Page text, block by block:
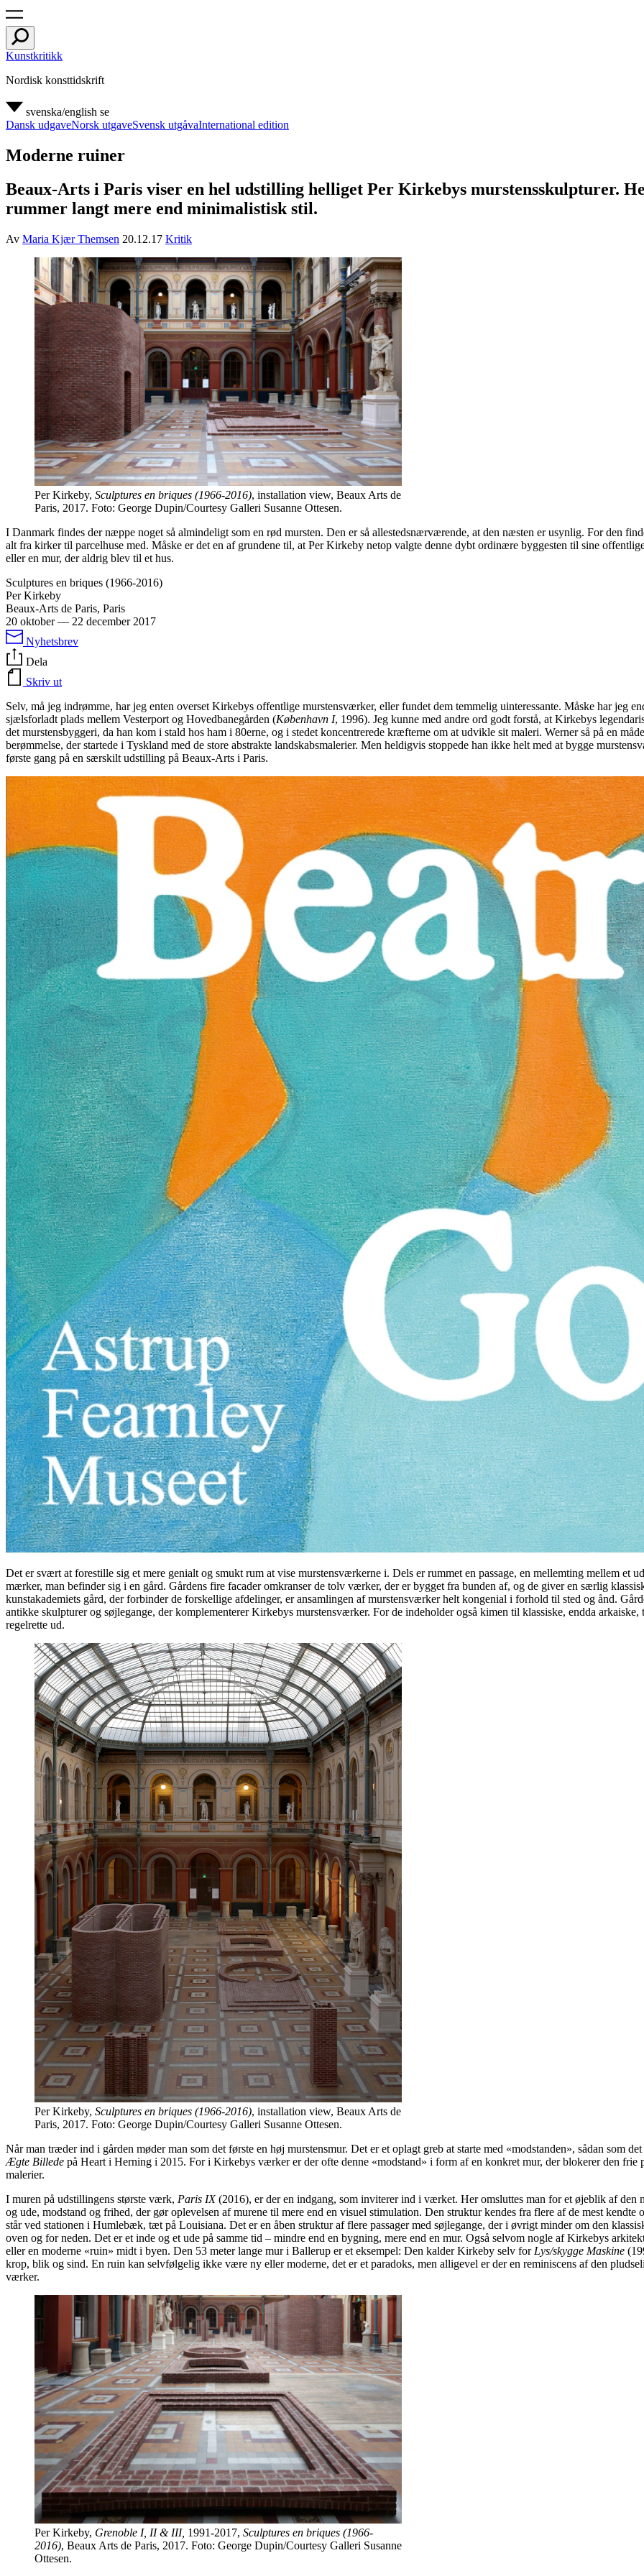
Kunstkritikk
Nordisk konsttidskrift
svenska/english se
Dansk udgaveNorsk utgaveSvensk utgåvaInternational edition
Moderne ruiner
Beaux-Arts i Paris viser en hel udstilling helliget Per Kirkebys murstensskulpturer.
rummer langt mere end minimalistisk stil.
Av Maria Kjær Themsen 20.12.17 Kritik
Per Kirkeby, Sculptures en briques (1966-2016), installation view, Beaux Arts de
Paris, 2017. Foto: George Dupin/Courtesy Galleri Susanne Ottesen.
I Danmark findes der næppe noget så almindeligt som en rød mursten. Den er så allestedsnærværende, at den næsten er usynlig. For den
alt fra kirker til parcelhuse med. Måske er det en af grundene til, at Per Kirkeby netop valgte denne dybt ordinære byggesten til sine
eller en mur, der aldrig blev til et hus.
Sculptures en briques (1966-2016)
Per Kirkeby
Beaux-Arts de Paris, Paris
20 oktober— 22 december 2017
Nyhetsbrev
Dela
Skriv ut
Selv, må jeg indrømme, har jeg enten overset Kirkebys offentlige murstensværker, eller fundet dem temmelig uinteressante. Måske har jeg
sjælsforladt plads mellem Vesterport og Hovedbanegården (København I, 1996). Jeg kunne med andre ord godt forstå, at Kirkebys
det murstensbyggeri, da han kom i stald hos ham i 80erne, og i stedet koncentrerede kræfterne om at udvikle sit maleri. Werner så på en
berømmelse, der startede i Tyskland med de store abstrakte landskabsmalerier. Men heldigvis stoppede han ikke helt med at bygge
første gang på en særskilt udstilling på Beaux-Arts i Paris.
Det er svært at forestille sig et mere genialt og smukt rum at vise murstensværkerne i. Dels er rummet en passage, en mellemting mellem et
mærker, man befinder sig i en gård. Gårdens fire facader omkranser de tolv værker, der er bygget fra bunden af, og de giver en særlig
kunstakademiets gård, der forbinder de forskellige afdelinger, er ansamlingen af murstensværker helt kongenial i forhold til sted og ånd.
antikke skulpturer og søjlegange, der komplementerer Kirkebys murstensværker. For de indeholder også kimen til klassiske, endda
regelrette ud.
Per Kirkeby, Sculptures en briques (1966-2016), installation view, Beaux Arts de
Paris, 2017. Foto: George Dupin/Courtesy Galleri Susanne Ottesen.
Når man træder ind i gården møder man som det første en høj murstensmur. Det er et oplagt greb at starte med «modstanden», sådan som
Ægte Billede på Heart i Herning i 2015. For i Kirkebys værker er der ofte denne «modstand» i form af en konkret mur, der blokerer den frie
malerier.
I muren på udstillingens største værk, Paris IX(2016), er der en indgang, som inviterer ind i værket. Her omsluttes man for et øjeblik af den
og ude, modstand og frihed, der gør oplevelsen af murene til mere end en visuel stimulation. Den struktur kendes fra flere af de mest
står ved stationen i Humlebæk, tæt på Louisiana. Det er en åben struktur af flere passager med søjlegange, der i øvrigt minder om den
oven og for neden. Det er et inde og et ude på samme tid – mindre end en bygning, mere end en mur. Også selvom nogle af Kirkebys
eller en moderne «ruin» midt i byen. Den 53 meter lange mur i Ballerup er et eksempel: Den kalder Kirkeby selv for Lys/skygge Maskine
krop, blik og sind. En ruin kan selvfølgelig ikke være ny eller moderne, det er et paradoks, men alligevel er der en reminiscens af den
værker.
Per Kirkeby, Grenoble I, II & III, 1991-2017, Sculptures en briques (1966-
2016), Beaux Arts de Paris, 2017. Foto: George Dupin/Courtesy Galleri Susanne
Ottesen.